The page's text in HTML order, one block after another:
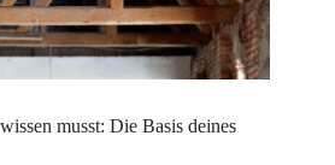
musst: Die Basis deines